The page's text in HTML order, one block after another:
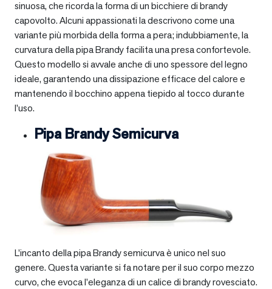
sinuosa, che ricorda la forma di un bicchiere di brandy
capovolto. Alcuni appassionati la descrivono come una
variante più morbida della forma a pera; indubbiamente, la
curvatura della pipa Brandy facilita una presa confortevole.
Questo modello si avvale anche di uno spessore del legno
ideale, garantendo una dissipazione efficace del calore e
mantenendo il bocchino appena tiepido al tocco durante
l’uso.
Pipa Brandy Semicurva
L’incanto della pipa Brandy semicurva è unico nel suo
genere. Questa variante si fa notare per il suo corpo mezzo
curvo, che evoca l’eleganza di un calice di brandy rovesciato.